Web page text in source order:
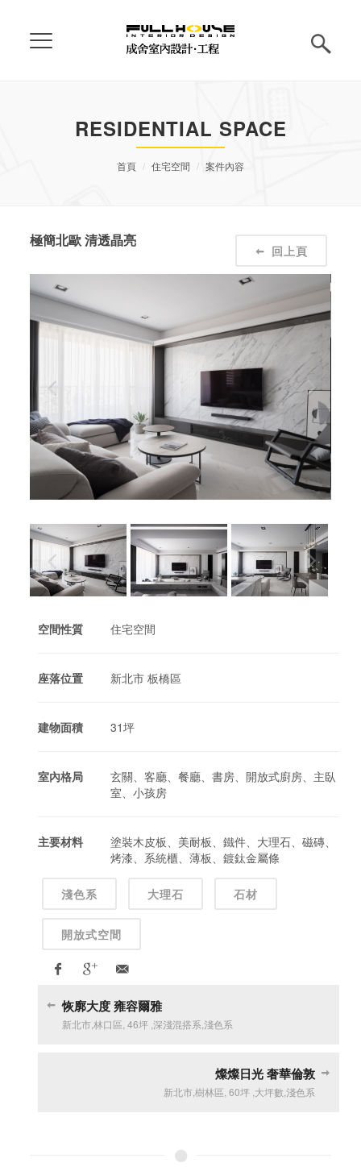
RESIDENTIAL SPACE
首頁 住宅空間 案件內容
極簡北歐 清透晶亮
回上頁
空間性質 住宅空間
座落位置 新北市 板橋區
建物面積 31坪
室內格局
玄關、客廳、餐廳、書房、開放式廚房、主臥
室、小孩房
主要材料
塗裝木皮板、美耐板、鐵件、大理石、磁磚、
烤漆、系統櫃、薄板、鍍鈦金屬條
淺色系 大理石 石材
開放式空間
恢廓大度 雍容爾雅
新北市,林口區 ,46坪 ,深淺混搭系 ,淺色系
燦燦日光 奢華倫敦
新北市,樹林區 60坪, 大坪數 淺色系